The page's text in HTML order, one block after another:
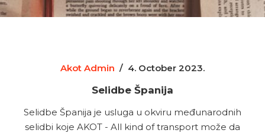
Akot Admin / 4. October 2023.
Selidbe Španija
Selidbe Španija je usluga u okviru međunarodnih
selidbi koje AKOT - All kind of transport može da